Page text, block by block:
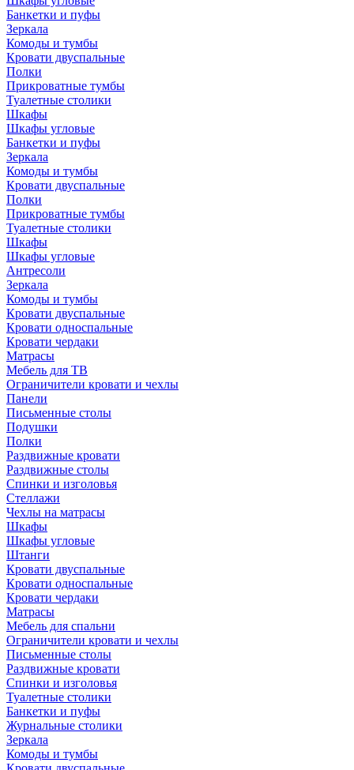
Банкетки и пуфы
Зеркала
Комоды и тумбы
Кровати двуспальные
Полки
Прикроватные тумбы
Туалетные столики
Шкафы
Шкафы угловые
Банкетки и пуфы
Зеркала
Комоды и тумбы
Кровати двуспальные
Полки
Прикроватные тумбы
Туалетные столики
Шкафы
Шкафы угловые
Антресоли
Зеркала
Комоды и тумбы
Кровати двуспальные
Кровати односпальные
Кровати чердаки
Матрасы
Мебель для ТВ
Ограничители кровати и чехлы
Панели
Письменные столы
Подушки
Полки
Раздвижные кровати
Раздвижные столы
Спинки и изголовья
Стеллажи
Чехлы на матрасы
Шкафы
Шкафы угловые
Штанги
Кровати двуспальные
Кровати односпальные
Кровати чердаки
Матрасы
Мебель для спальни
Ограничители кровати и чехлы
Письменные столы
Раздвижные кровати
Спинки и изголовья
Туалетные столики
Банкетки и пуфы
Журнальные столики
Зеркала
Комоды и тумбы